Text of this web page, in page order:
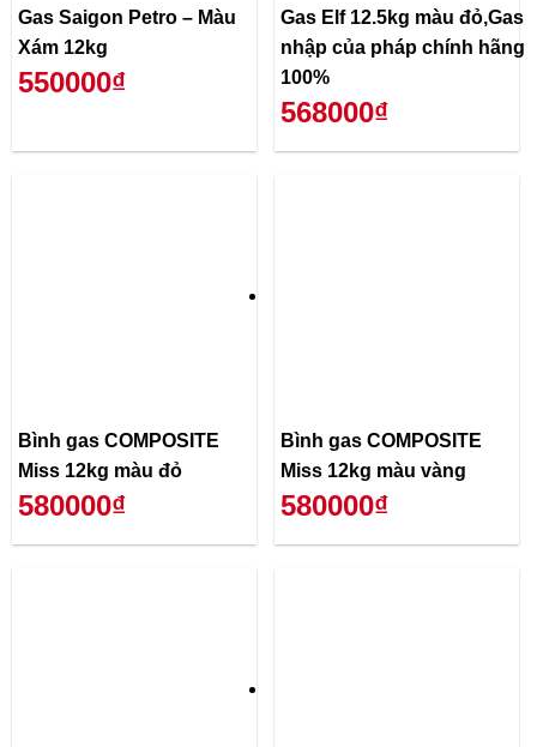
Gas Saigon Petro – Màu
Xám 12kg
550000₫
Gas Elf 12.5kg màu đỏ,Gas
nhập của pháp chính hãng
100%
568000₫
Bình gas COMPOSITE
Miss 12kg màu đỏ
580000₫
Bình gas COMPOSITE
Miss 12kg màu vàng
580000₫